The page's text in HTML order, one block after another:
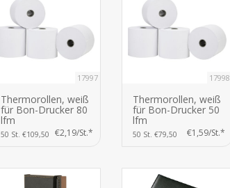
17997
Thermorollen, weiß
für Bon-Drucker 80
lfm
50 St. €109,50 €2,19/St.*
17998
Thermorollen, weiß
für Bon-Drucker 50
lfm
50 St. €79,50 €1,59/St.*